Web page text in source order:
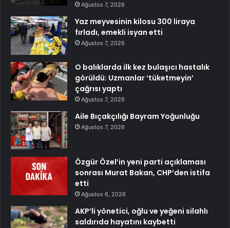
Ağustos 7, 2026
Yaz meyvesinin kilosu 300 liraya
fırladı, emekli isyan etti
Ağustos 7, 2026
O balıklarda ilk kez bulaşıcı hastalık
görüldü: Uzmanlar ‘tüketmeyin’
çağrısı yaptı
Ağustos 7, 2026
Aile Bıçakçılığı Bayram Yoğunluğu
Ağustos 7, 2026
Özgür Özel’in yeni parti açıklaması
sonrası Murat Bakan, CHP’den istifa
etti
Ağustos 6, 2026
AKP’li yönetici, oğlu ve yeğeni silahlı
saldırıda hayatını kaybetti